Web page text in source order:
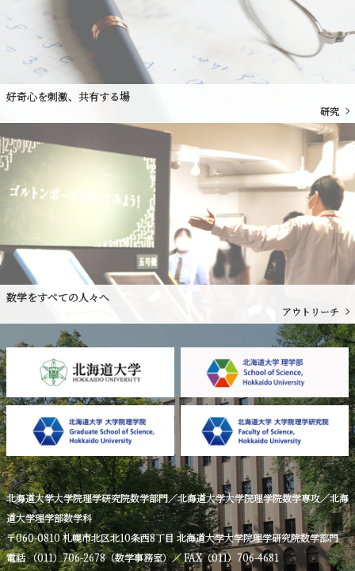
好奇心を刺激、共有する場
研究
数学をすべての人々へ
アウトリーチ
北海道大学大学院理学研究院数学部門／北海道大学大学院理学院数学専攻／北海
道大学理学部数学科
〒060-0810 札幌市北区北10条西8丁目 北海道大学大学院理学研究院数学部門
電話 （011）706-2678（数学事務室）／ FAX（011）706-4681